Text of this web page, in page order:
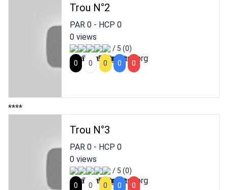
Trou N°2
PAR 0- HCP 0
0 views
/ 5 (0)
0
0 0 0 0
****
Trou N°3
PAR 0- HCP 0
0 views
/ 5 (0)
0
0 0 0 0